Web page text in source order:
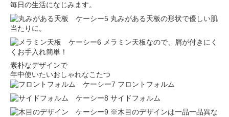
毎日の生活になじみます。
丸みがある天板の形状で優しい肌
当たりに。
メラミン天板なので、屑が付きにく
くお手入れ簡単！
素朴なデザインで
年中使いたいおしゃれなこたつ
フロントフォルム
サイドフォルム
※木目のデザインは一品一品異な